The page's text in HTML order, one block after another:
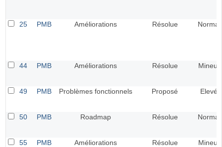
25 PMB Améliorations Résolue Normal
44 PMB Améliorations Résolue Mineur
49 PMB Problèmes fonctionnels Proposé Elevé
50 PMB Roadmap Résolue Normal
55 PMB Améliorations Résolue Mineur